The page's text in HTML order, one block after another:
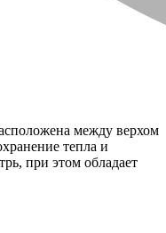
между верхом
тепла и
при этом обладает